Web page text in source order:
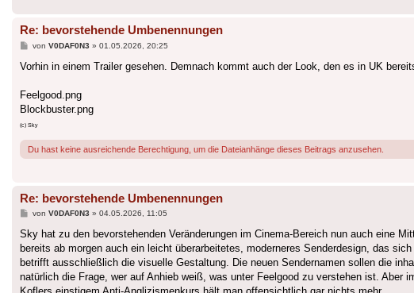
Re: bevorstehende Umbenennungen
Beitrag
von V0DAF0N3» 01.05.2026, 20:25
Vorhin in einem Trailer gesehen. Demnach kommt auch der Look, den es in UK
Feelgood.png
Blockbuster.png
(c) Sky
Du hast keine ausreichende Berechtigung, um die Dateianhänge dieses Beitrags anzusehen.
Re: bevorstehende Umbenennungen
Beitrag
von V0DAF0N3 » 04.05.2026, 11:05
Sky hat zu den bevorstehenden Veränderungen im Cinema-Bereich nun auch eine
bereits ab morgen auch ein leicht überarbeitetes, moderneres Senderdesign, das
betrifft ausschließlich die visuelle Gestaltung. Die neuen Sendernamen sollen die
natürlich die Frage, wer auf Anhieb weiß, was unter Feelgood zu verstehen ist.